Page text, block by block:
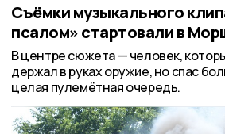
Съёмки музыкального
псалом» стартовали в
В центре сюжета — человек,
держал в руках оружие, но спас
целая пулемётная очередь.